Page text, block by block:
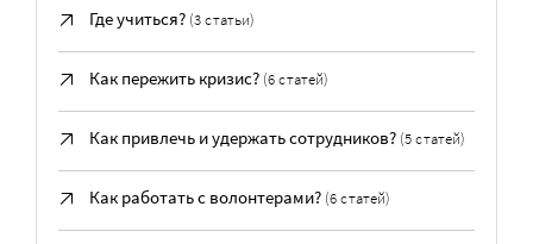
Где учиться? (3 статьи)
Как пережить кризис? (6 статей)
Как привлечь и удержать сотрудников? (5 статей)
Как работать с волонтерами? (6 статей)